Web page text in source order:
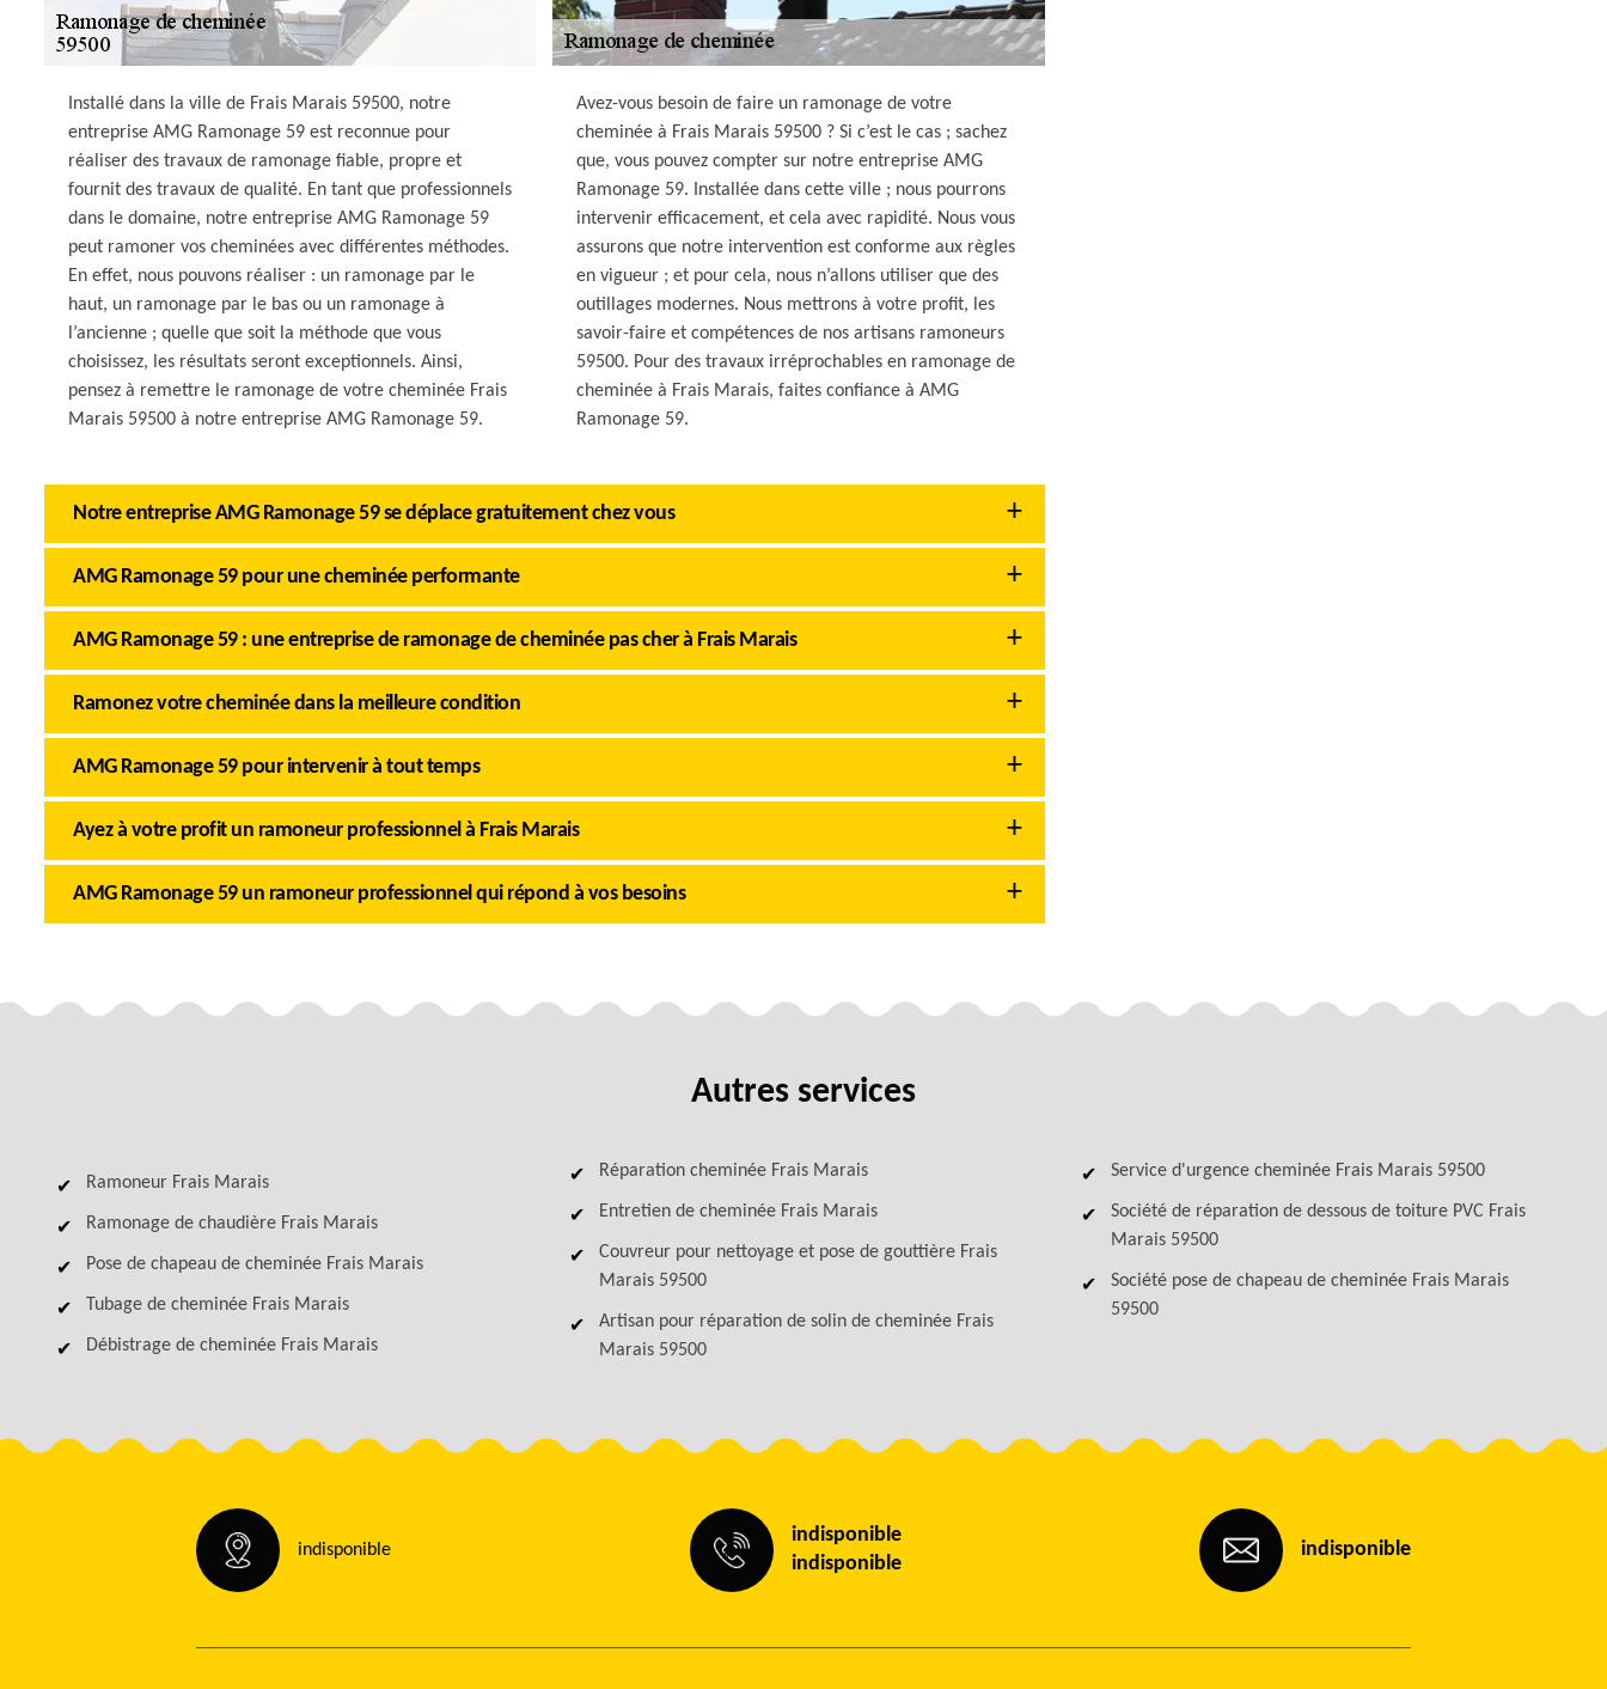
Installé dans la ville de Frais Marais 59500, notre
entreprise AMG Ramonage 59 est reconnue pour
réaliser des travaux de ramonage fiable, propre et
fournit des travaux de qualité. En tant que professionnels
dans le domaine, notre entreprise AMG Ramonage 59
peut ramoner vos cheminées avec différentes méthodes.
En effet, nous pouvons réaliser : un ramonage par le
haut, un ramonage par le bas ou un ramonage à
l’ancienne ; quelle que soit la méthode que vous
choisissez, les résultats seront exceptionnels. Ainsi,
pensez à remettre le ramonage de votre cheminée Frais
Marais 59500 à notre entreprise AMG Ramonage 59.
Avez-vous besoin de faire un ramonage de votre
cheminée à Frais Marais 59500 ? Si c’est le cas ; sachez
que, vous pouvez compter sur notre entreprise AMG
Ramonage 59. Installée dans cette ville ; nous pourrons
intervenir efficacement, et cela avec rapidité. Nous vous
assurons que notre intervention est conforme aux règles
en vigueur ; et pour cela, nous n’allons utiliser que des
outillages modernes. Nous mettrons à votre profit, les
savoir-faire et compétences de nos artisans ramoneurs
59500. Pour des travaux irréprochables en ramonage de
cheminée à Frais Marais, faites confiance à AMG
Ramonage 59.
Notre entreprise AMG Ramonage 59 se déplace gratuitement chez vous
AMG Ramonage 59 pour une cheminée performante
AMG Ramonage 59 : une entreprise de ramonage de cheminée pas cher à Frais Marais
Ramonez votre cheminée dans la meilleure condition
AMG Ramonage 59 pour intervenir à tout temps
Ayez à votre profit un ramoneur professionnel à Frais Marais
AMG Ramonage 59 un ramoneur professionnel qui répond à vos besoins
Autres services
Ramoneur Frais Marais
Ramonage de chaudière Frais Marais
Pose de chapeau de cheminée Frais Marais
Tubage de cheminée Frais Marais
Débistrage de cheminée Frais Marais
Réparation cheminée Frais Marais
Entretien de cheminée Frais Marais
Couvreur pour nettoyage et pose de gouttière Frais
Marais 59500
Artisan pour réparation de solin de cheminée Frais
Marais 59500
Service d'urgence cheminée Frais Marais 59500
Société de réparation de dessous de toiture PVC Frais
Marais 59500
Société pose de chapeau de cheminée Frais Marais
59500
indisponible
indisponible
indisponible
indisponible